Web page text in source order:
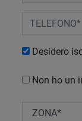
Desidero
Non ho un